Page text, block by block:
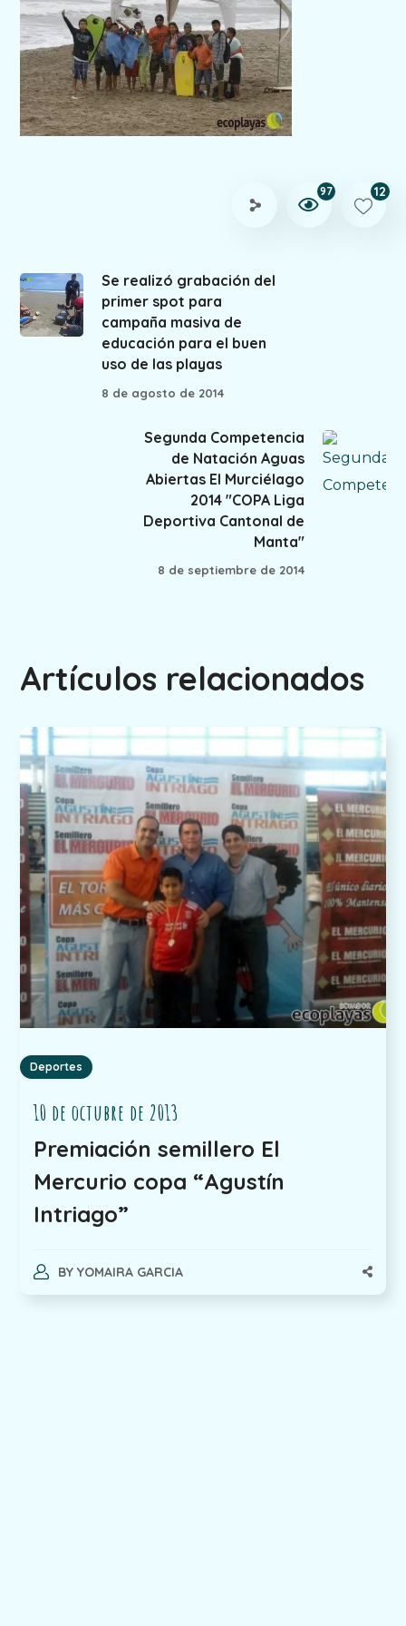
97 12
Se realizó grabación del
primer spot para
campaña masiva de
educación para el buen
uso de las playas
8 de agosto de 2014
Segunda Competencia
de Natación Aguas
Abiertas El Murciélago
2014 "COPA Liga
Deportiva Cantonal de
Manta"
8 de septiembre de 2014
Artículos relacionados
Deportes
10 de octubre de 2013
Premiación semillero El
Mercurio copa “Agustín
Intriago”
BY YOMAIRA GARCIA